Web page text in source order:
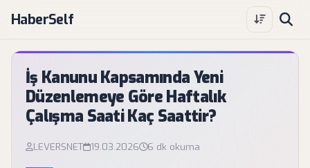
HaberSelf
İş Kanunu Kapsamında Yeni
Düzenlemeye Göre Haftalık
Çalışma Saati Kaç Saattir?
LEVERSNET 19.03.2026 6 dk okuma